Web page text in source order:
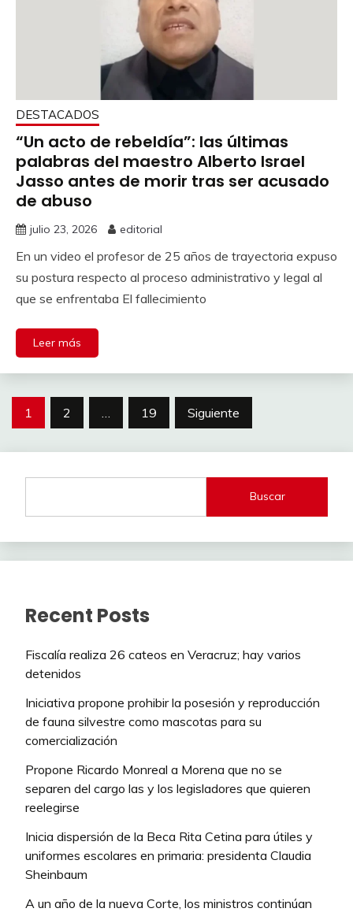
DESTACADOS
“Un acto de rebeldía”: las últimas
palabras del maestro Alberto Israel
Jasso antes de morir tras ser acusado
de abuso
julio 23, 2026 editorial
En un video el profesor de 25 años de trayectoria expuso
su postura respecto al proceso administrativo y legal al
que se enfrentaba El fallecimiento
Leer más
Paginación
1 2 19 Siguiente
Buscar
Recent Posts
Fiscalía realiza 26 cateos en Veracruz; hay varios
detenidos
Iniciativa propone prohibir la posesión y reproducción
de fauna silvestre como mascotas para su
comercialización
Propone Ricardo Monreal a Morena que no se
separen del cargo las y los legisladores que quieren
reelegirse
Inicia dispersión de la Beca Rita Cetina para útiles y
uniformes escolares en primaria: presidenta Claudia
Sheinbaum
A un año de la nueva Corte, los ministros continúan